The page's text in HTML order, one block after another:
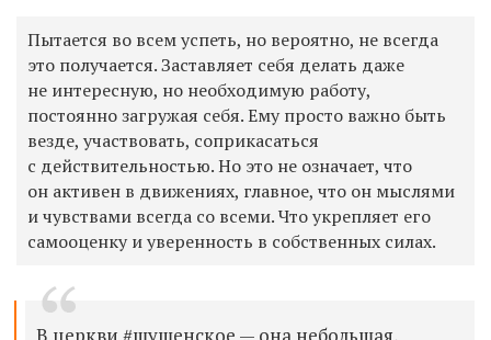
Пытается во всем успеть, но вероятно, не всегда
это получается. Заставляет себя делать даже
не интересную, но необходимую работу,
постоянно загружая себя. Ему просто важно быть
везде, участвовать, соприкасаться
с действительностью. Но это не означает, что
он активен в движениях, главное, что он мыслями
и чувствами всегда со всеми. Что укрепляет его
самооценку и уверенность в собственных силах.